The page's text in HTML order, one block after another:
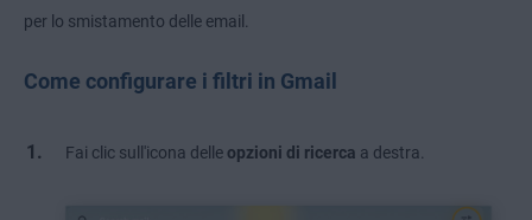
per lo smistamento delle email.
Come configurare i filtri in Gmail
Fai clic sull'icona delle opzioni di ricerca a destra.